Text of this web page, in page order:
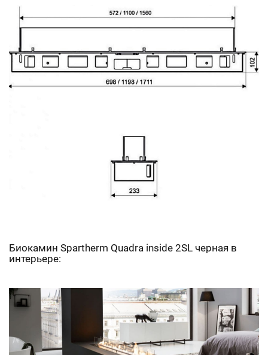
Биокамин Spartherm Quadra inside 2SL черная в
интерьере: